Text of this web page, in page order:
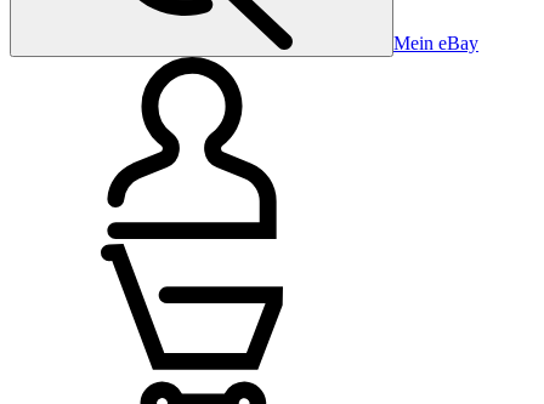
Mein eBay